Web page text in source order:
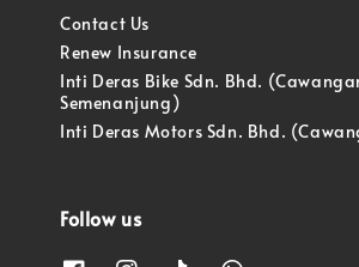
Contact Us
Renew Insurance
Inti Deras Bike Sdn. Bhd.
Semenanjung)
Inti Deras Motors Sdn. Bhd.
Follow us